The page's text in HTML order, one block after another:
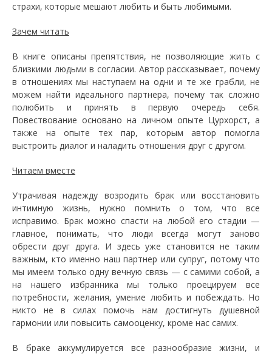
страхи, которые мешают любить и быть любимыми.
Зачем читать
В книге описаны препятствия, не позволяющие жить с
близкими людьми в согласии. Автор рассказывает, почему
в отношениях мы наступаем на одни и те же грабли, не
можем найти идеального партнера, почему так сложно
полюбить и принять в первую очередь себя.
Повествование основано на личном опыте Цурхорст, а
также на опыте тех пар, которым автор помогла
выстроить диалог и наладить отношения друг с другом.
Читаем вместе
Утрачивая надежду возродить брак или восстановить
интимную жизнь, нужно помнить о том, что все
исправимо. Брак можно спасти на любой его стадии —
главное, понимать, что люди всегда могут заново
обрести друг друга. И здесь уже становится не таким
важным, кто именно наш партнер или супруг, потому что
мы имеем только одну вечную связь — с самими собой, а
на нашего избранника мы только проецируем все
потребности, желания, умение любить и побеждать. Но
никто не в силах помочь нам достигнуть душевной
гармонии или повысить самооценку, кроме нас самих.
В браке аккумулируется все разнообразие жизни, и